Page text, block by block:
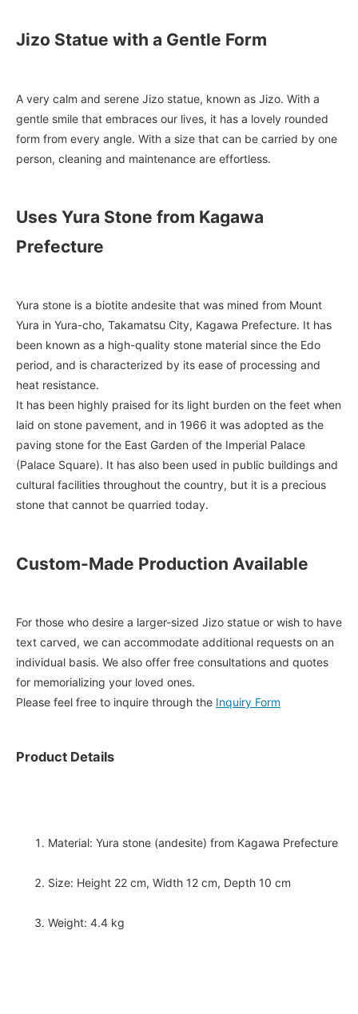
Jizo Statue with a Gentle Form
A very calm and serene Jizo statue, known as Jizo. With a
gentle smile that embraces our lives, it has a lovely rounded
form from every angle. With a size that can be carried by one
person, cleaning and maintenance are effortless.
Uses Yura Stone from Kagawa
Prefecture
Yura stone is a biotite andesite that was mined from Mount
Yura in Yura-cho, Takamatsu City, Kagawa Prefecture. It has
been known as a high-quality stone material since the Edo
period, and is characterized by its ease of processing and
heat resistance.
It has been highly praised for its light burden on the feet when
laid on stone pavement, and in 1966 it was adopted as the
paving stone for the East Garden of the Imperial Palace
(Palace Square). It has also been used in public buildings and
cultural facilities throughout the country, but it is a precious
stone that cannot be quarried today.
Custom-Made Production Available
For those who desire a larger-sized Jizo statue or wish to have
text carved, we can accommodate additional requests on an
individual basis. We also offer free consultations and quotes
for memorializing your loved ones.
Please feel free to inquire through the Inquiry Form
Product Details
Material: Yura stone (andesite) from Kagawa Prefecture
Size: Height 22 cm, Width 12 cm, Depth 10 cm
Weight: 4.4 kg